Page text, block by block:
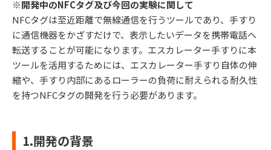
※開発中のNFCタグ及び今回の実験に関して
NFCタグは⾄近距離で無線通信を⾏うツールであり、⼿すり
に通信機器をかざすだけで、表⽰したいデータを携帯電話へ
転送することが可能になります。エスカレーター⼿すりに本
ツールを活⽤するためには、エスカレーター⼿すり⾃体の伸
縮や、⼿すり内部にあるローラーの負荷に耐えられる耐久性
を持つNFCタグの開発を⾏う必要があります。
1.開発の背景